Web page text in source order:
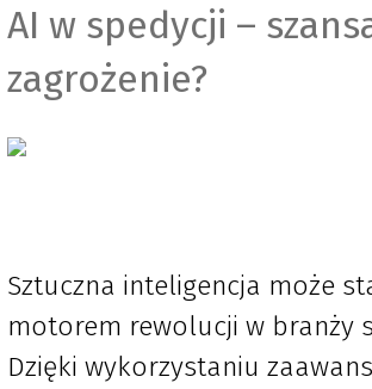
AI w spedycji –
zagrożenie?
Sztuczna inteligencja może
motorem rewolucji w branży
Dzięki wykorzystaniu